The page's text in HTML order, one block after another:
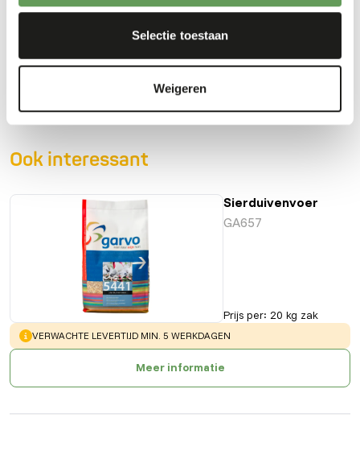
Selectie toestaan
Weigeren
Ook interessant
Sierduivenvoer
GA657
Prijs per: 20 kg zak
WARNING:
VERWACHTE LEVERTIJD MIN. 5 WERKDAGEN
Meer informatie